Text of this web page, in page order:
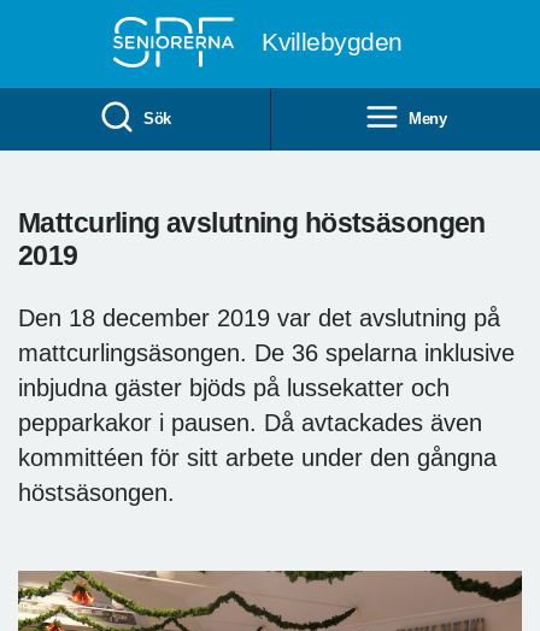
Kvillebygden
Sök Meny
Mattcurling avslutning höstsäsongen
2019
Den 18 december 2019 var det avslutning på
mattcurlingsäsongen. De 36 spelarna inklusive
inbjudna gäster bjöds på lussekatter och
pepparkakor i pausen. Då avtackades även
kommittéen för sitt arbete under den gångna
höstsäsongen.